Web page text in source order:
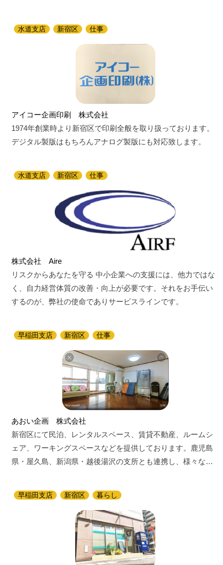
水道支店 新宿区 仕事
アイコー企画印刷 株式会社
1974年創業時より新宿区で印刷全般を取り扱っております。
デジタル製版はもちろんアナログ製版にも対応致します。
水道支店 新宿区 仕事
株式会社 Aire
リスクからあなたを守る 中小企業への支援には、他力ではな
く、自力経営体質の改善・向上が必要です。それをお手伝い
するのが、弊社の使命でありサービスラインです。
早稲田支店 新宿区 仕事
あおい企画 株式会社
新宿区にて民泊、レンタルスペース、賃貸不動産、ルームシ
ェア、ワーキングスペースなどを提供しております。鹿児島
県・屋久島、新潟県・越後湯沢の支所とも連携し、様々な…
早稲田支店 新宿区 暮らし